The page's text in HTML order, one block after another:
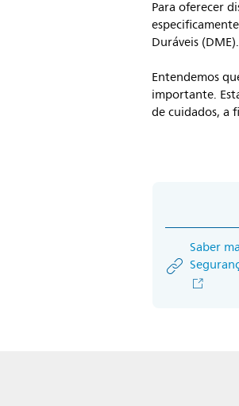
Para oferecer
Duráveis (DME).
Entendemos
importante.
de cuidados, a
Saber